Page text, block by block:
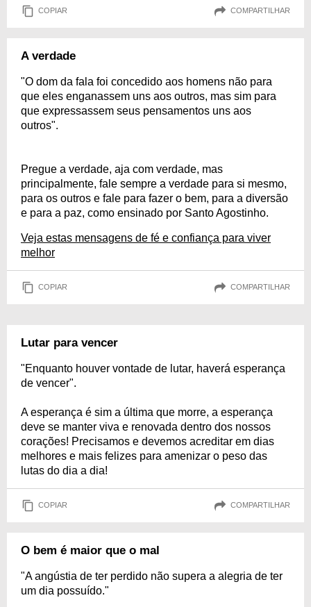
COPIAR COMPARTILHAR
A verdade
"O dom da fala foi concedido aos homens não para
que eles enganassem uns aos outros, mas sim para
que expressassem seus pensamentos uns aos
outros".
Pregue a verdade, aja com verdade, mas
principalmente, fale sempre a verdade para si mesmo,
para os outros e fale para fazer o bem, para a diversão
e para a paz, como ensinado por Santo Agostinho.
Veja estas mensagens de fé e confiança para viver
melhor
COPIAR COMPARTILHAR
Lutar para vencer
"Enquanto houver vontade de lutar, haverá esperança
de vencer".
A esperança é sim a última que morre, a esperança
deve se manter viva e renovada dentro dos nossos
corações! Precisamos e devemos acreditar em dias
melhores e mais felizes para amenizar o peso das
lutas do dia a dia!
COPIAR COMPARTILHAR
O bem é maior que o mal
"A angústia de ter perdido não supera a alegria de ter
um dia possuído."